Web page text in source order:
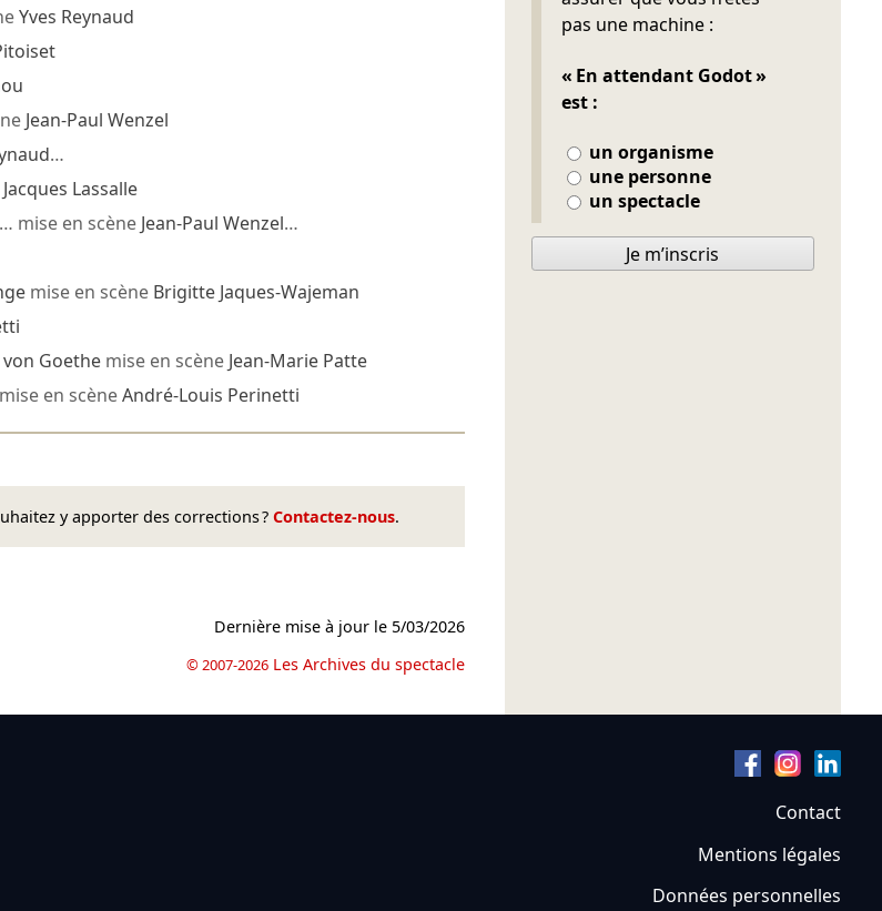
Yves Reynaud
Jean-Paul Wenzel
…
Jacques Lassalle
… mise en scène Jean-Paul Wenzel…
mise en scène Brigitte Jaques-Wajeman
Goethemise en scène Jean-Marie Patte
mise en scèneAndré-Louis Perinetti
y apporter des corrections ? Contactez-nous.
Dernière mise à jour le 5/03/2026
© 2007-2026 Les Archives du spectacle
pas une machine :
« En attendant Godot »
est :
un organisme
une personne
un spectacle
Je m’inscris
Contact
Mentions légales
Données personnelles